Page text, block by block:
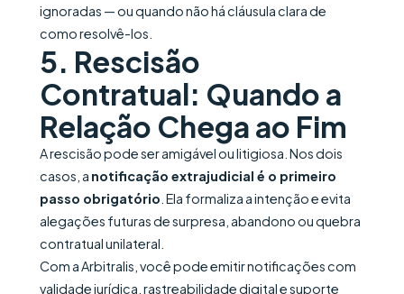
ignoradas — ou quando não há cláusula clara de
como resolvê-los.
5. Rescisão
Contratual: Quando a
Relação Chega ao Fim
A rescisão pode ser amigável ou litigiosa. Nos dois
casos, a notificação extrajudicial é o primeiro
passo obrigatório . Ela formaliza a intenção e evita
alegações futuras de surpresa, abandono ou quebra
contratual unilateral.
Com a Arbitralis, você pode emitir notificações com
validade jurídica, rastreabilidade digital e suporte